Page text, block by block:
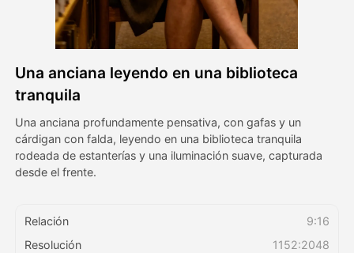
Ver todas las plantillas
Galería
Blog
Precios
Una anciana leyendo en una biblioteca
tranquila
Una anciana profundamente pensativa, con gafas y un
cárdigan con falda, leyendo en una biblioteca tranquila
rodeada de estanterías y una iluminación suave, capturada
desde el frente.
Relación
9:16
Resolución
1152:2048